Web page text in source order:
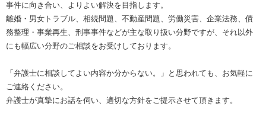
事件に向き合い、よりよい解決を目指します。
離婚・男女トラブル、相続問題、不動産問題、労働災害、企業法務、債
務整理・事業再生、刑事事件などが主な取り扱い分野ですが、それ以外
にも幅広い分野のご相談をお受けしております。
「弁護士に相談してよい内容か分からない。」と思われても、お気軽に
ご連絡ください。
弁護士が真摯にお話を伺い、適切な方針をご提示させて頂きます。